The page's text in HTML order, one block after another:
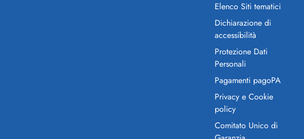
Elenco Siti tematici
Dichiarazione di
accessibilità
Protezione Dati
Personali
Pagamenti pagoPA
Privacy e Cookie
policy
Comitato Unico di